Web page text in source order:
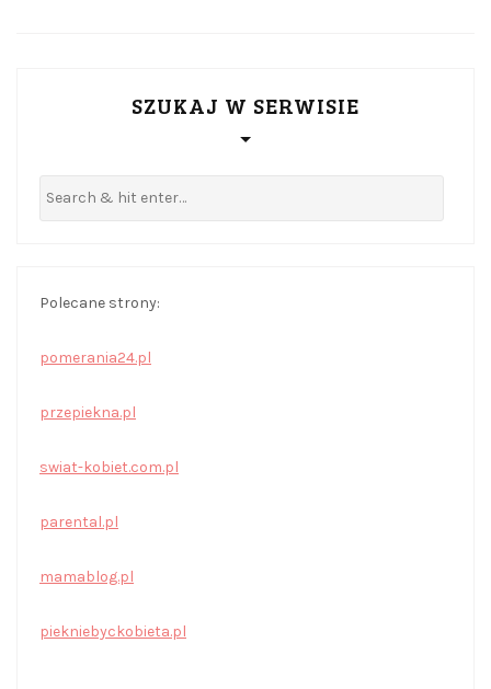
SZUKAJ W SERWISIE
Polecane strony:
pomerania24.pl
przepiekna.pl
swiat-kobiet.com.pl
parental.pl
mamablog.pl
piekniebyckobieta.pl